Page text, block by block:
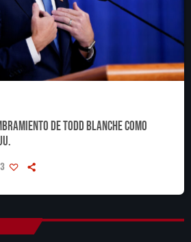
de Todd Blanche como